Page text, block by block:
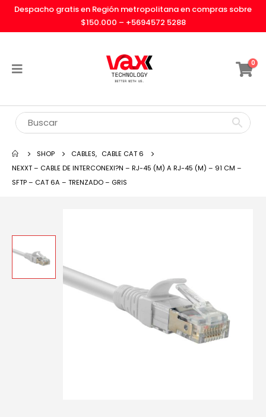
Despacho gratis en Región metropolitana en compras sobre
$150.000 – +5694572 5288
0
SHOP CABLES, CABLE CAT 6
NEXXT – CABLE DE INTERCONEXI?N – RJ-45 (M) A RJ-45 (M) – 91 CM –
SFTP – CAT 6A – TRENZADO – GRIS